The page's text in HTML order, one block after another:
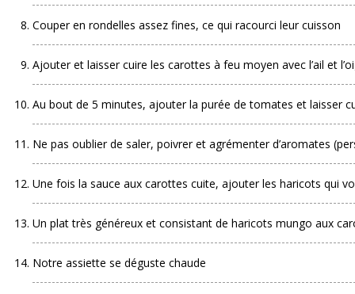
Couper en rondelles assez fines, ce qui racourci leur cuisson
Ajouter et laisser cuire les carottes à feu moyen avec l’ail et
Au bout de 5 minutes, ajouter la purée de tomates et laisser
Ne pas oublier de saler, poivrer et agrémenter d’aromates
Une fois la sauce aux carottes cuite, ajouter les haricots qui
Un plat très généreux et consistant de haricots mungo aux
Notre assiette se déguste chaude